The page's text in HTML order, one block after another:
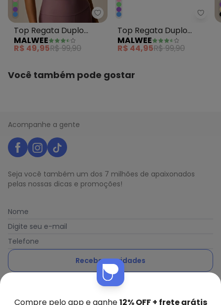
Malwee - Top Regata Duplo
Top Regata Duplo
Malha Uv Active Malva
MALWEE
R$ 49,95R$ 99,90
Top Regata Duplo
Malha Dry Violeta
MALWEE
R$ 44,95R$ 99,90
Você também pode gostar
Acompanhe a gente
Seja você também um dos 7 milhões de apaixonados
pelas nossas dicas e promoções!
Nome
Digite seu e-mail
Telefone
Receber novidades
Ao enviar o cadastro, você concorda com a nossa
Compre pelo app e ganhe12% OFF + frete grátis